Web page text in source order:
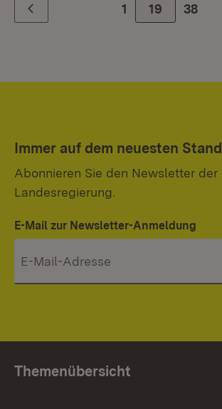
Zurück 1 Zur Seite
19 38
Immer auf dem neuesten Stand
Abonnieren Sie den Newsletter der
Landesregierung.
E-Mail zur Newsletter-Anmeldung
Themenübersicht